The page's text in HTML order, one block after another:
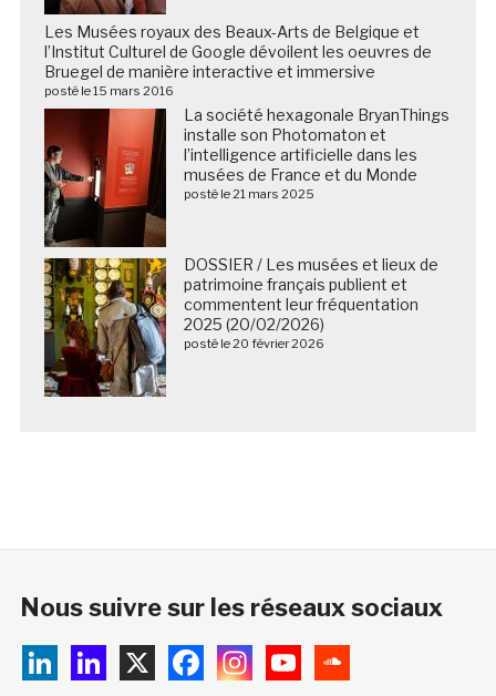
Les Musées royaux des Beaux-Arts de Belgique et
l’Institut Culturel de Google dévoilent les oeuvres de
Bruegel de manière interactive et immersive
posté le 15 mars 2016
La société hexagonale BryanThings
installe son Photomaton et
l’intelligence artificielle dans les
musées de France et du Monde
posté le 21 mars 2025
DOSSIER / Les musées et lieux de
patrimoine français publient et
commentent leur fréquentation
2025 (20/02/2026)
posté le 20 février 2026
Nous suivre sur les réseaux sociaux